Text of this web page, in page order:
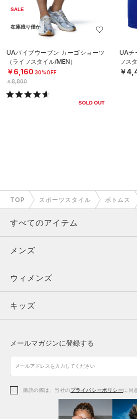
SALE
在庫残り僅か
UAバイブウーブン カーゴショーツ
（ライフスタイル/MEN）
￥6,160 30%OFF
￥8,800
SOLD OUT
UAチ
フス
￥
TOP スポーツスタイル ボトムス
すべてのアイテム
メンズ
ウィメンズ
キッズ
アクセサリー
メンズ
トップス
ボトムス
アクセサリー
ウィメンズ
トップス
シューズ
アクセサリー
キッズ
シューズ
メールマガジンに登録する
購読の際は、当社のプライバシーポリシーに同